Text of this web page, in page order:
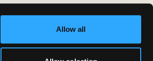
Allow all